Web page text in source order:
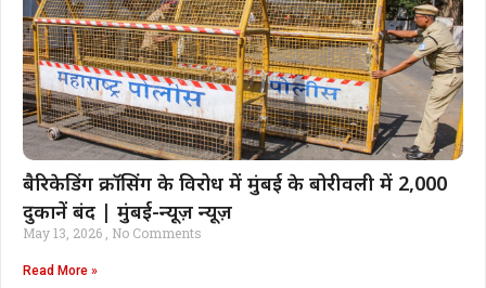
बैरिकेडिंग क्रॉसिंग के विरोध में मुंबई के बोरीवली में 2,000
दुकानें बंद | मुंबई-न्यूज़ न्यूज़
May 13, 2026 No Comments
Read More »